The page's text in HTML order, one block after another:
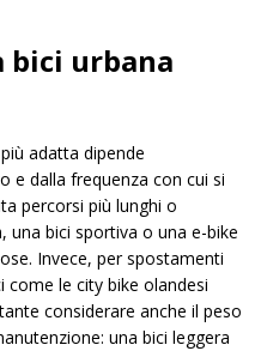
bici urbana
adatta dipende
e dalla frequenza con cui si
percorsi più lunghi o
una bici sportiva o una e-bike
Invece, per spostamenti
come le city bike olandesi
considerare anche il peso
una bici leggera